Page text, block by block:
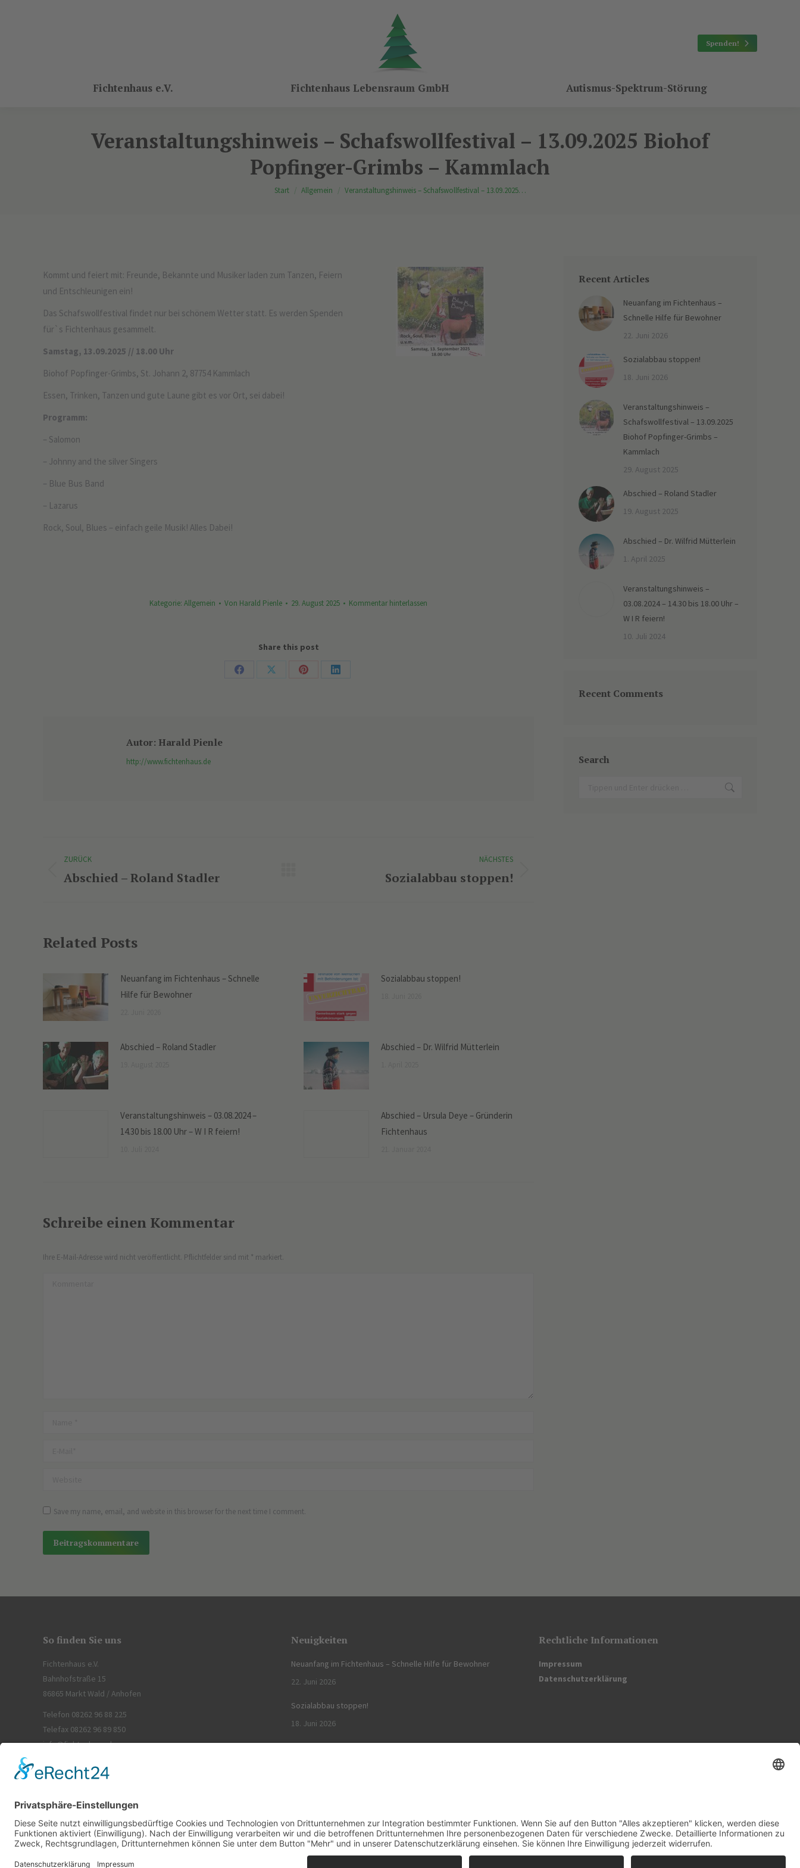
Spenden!
Fichtenhaus e.V. Fichtenhaus Lebensraum GmbH Autismus-Spektrum-Störung
Veranstaltungshinweis – Schafswollfestival – 13.09.2025 Biohof
Popfinger-Grimbs – Kammlach
Sie befinden sich hier:
Start Allgemein Veranstaltungshinweis – Schafswollfestival – 13.09.2025…
Kommt und feiert mit: Freunde, Bekannte und Musiker laden zum Tanzen, Feiern
und Entschleunigen ein!
Das Schafswollfestival findet nur bei schönem Wetter statt. Es werden Spenden
für`s Fichtenhaus gesammelt.
Samstag, 13.09.2025 // 18.00 Uhr
Biohof Popfinger-Grimbs, St. Johann 2, 87754 Kammlach
Essen, Trinken, Tanzen und gute Laune gibt es vor Ort, sei dabei!
Programm:
– Salomon
– Johnny and the silver Singers
– Blue Bus Band
– Lazarus
Rock, Soul, Blues – einfach geile Musik! Alles Dabei!
Kategorie: Allgemein Von Harald Pienle 29. August 2025 Kommentar hinterlassen
Share this post
Share
Share
Share
Share
Autor: Harald Pienle
http://www.fichtenhaus.de
Kommentarnavigation
ZURÜCK
Vorheriger
Abschied – Roland Stadler
NÄCHSTES
Sozialabbau stoppen!
Related Posts
Neuanfang im Fichtenhaus – Schnelle
Hilfe für Bewohner
Sozialabbau stoppen!
Abschied – Roland Stadler Abschied – Dr. Wilfrid Mütterlein
Veranstaltungshinweis – 03.08.2024 –
14.30 bis 18.00 Uhr – W I R feiern!
Abschied – Ursula Deye – Gründerin
Fichtenhaus
Schreibe einen Kommentar
Ihre E-Mail-Adresse wird nicht veröffentlicht. Pflichtfelder sind mit * markiert.
Save my name, email, and website in this browser for the next time I comment.
Beitragskommentare
Recent Articles
Neuanfang im Fichtenhaus –
Schnelle Hilfe für Bewohner
22. Juni 2026
Sozialabbau stoppen!
18. Juni 2026
Veranstaltungshinweis –
Schafswollfestival – 13.09.2025
Biohof Popfinger-Grimbs –
Kammlach
29. August 2025
Abschied – Roland Stadler
19. August 2025
Abschied – Dr. Wilfrid Mütterlein
1. April 2025
Veranstaltungshinweis –
03.08.2024 – 14.30 bis 18.00 Uhr –
W I R feiern!
10. Juli 2024
Recent Comments
Search
So finden Sie uns
Fichtenhaus e.V.
Bahnhofstraße 15
86865 Markt Wald / Anhofen
Telefon 08262 96 88 225
Telefax 08262 96 89 850
info@fichtenhaus.de
Neuigkeiten
Neuanfang im Fichtenhaus – Schnelle Hilfe für Bewohner
22. Juni 2026
Sozialabbau stoppen!
18. Juni 2026
Rechtliche Informationen
Impressum
Datenschutzerklärung
© www.jackscha.de feat. The7 Premium Theme